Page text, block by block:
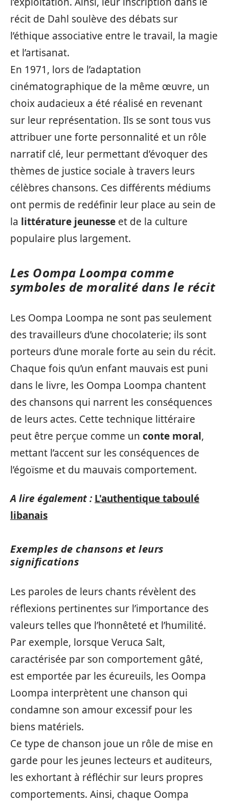
récit de Dahl soulève des débats sur
l’éthique associative entre le travail, la magie
et l’artisanat.
En 1971, lors de l’adaptation
cinématographique de la même œuvre, un
choix audacieux a été réalisé en revenant
sur leur représentation. Ils se sont tous vus
attribuer une forte personnalité et un rôle
narratif clé, leur permettant d’évoquer des
thèmes de justice sociale à travers leurs
célèbres chansons. Ces différents médiums
ont permis de redéfinir leur place au sein de
la littérature jeunesse et de la culture
populaire plus largement.
Les Oompa Loompa comme
symboles de moralité dans le récit
Les Oompa Loompa ne sont pas seulement
des travailleurs d’une chocolaterie; ils sont
porteurs d’une morale forte au sein du récit.
Chaque fois qu’un enfant mauvais est puni
dans le livre, les Oompa Loompa chantent
des chansons qui narrent les conséquences
de leurs actes. Cette technique littéraire
peut être perçue comme un conte moral,
mettant l’accent sur les conséquences de
l’égoïsme et du mauvais comportement.
A lire également : L'authentique taboulé
libanais
Exemples de chansons et leurs
significations
Les paroles de leurs chants révèlent des
réflexions pertinentes sur l’importance des
valeurs telles que l’honnêteté et l’humilité.
Par exemple, lorsque Veruca Salt,
caractérisée par son comportement gâté,
est emportée par les écureuils, les Oompa
Loompa interprètent une chanson qui
condamne son amour excessif pour les
biens matériels.
Ce type de chanson joue un rôle de mise en
garde pour les jeunes lecteurs et auditeurs,
les exhortant à réfléchir sur leurs propres
comportements. Ainsi, chaque Oompa